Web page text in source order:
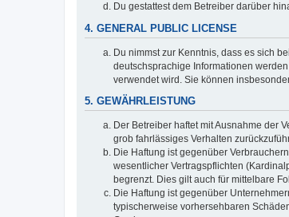
Du gestattest dem Betreiber darüber
4. GENERAL PUBLIC LICENSE
Du nimmst zur Kenntnis, dass es sich
deutschsprachige Informationen
verwendet wird. Sie können
5. GEWÄHRLEISTUNG
Der Betreiber haftet mit Ausnahme der
grob fahrlässiges Verhalten
Die Haftung ist gegenüber
wesentlicher Vertragspflichten
begrenzt. Dies gilt auch für mittelbare
Die Haftung ist gegenüber
typischerweise vorhersehbaren